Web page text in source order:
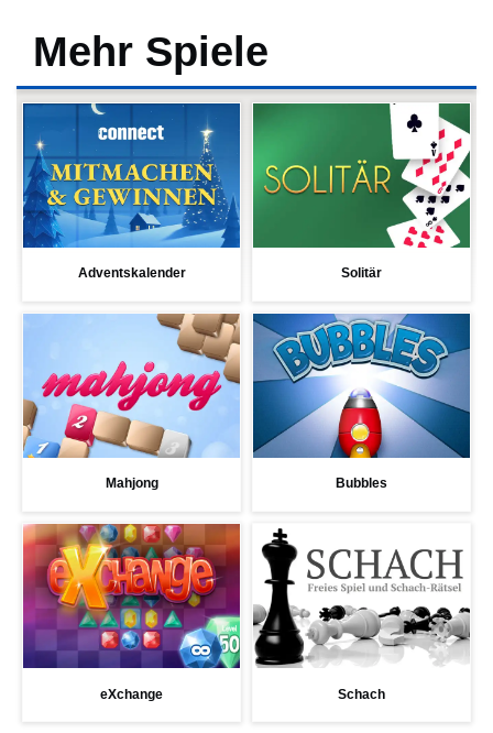
Mehr Spiele
Adventskalender Solitär
Mahjong Bubbles
eXchange Schach